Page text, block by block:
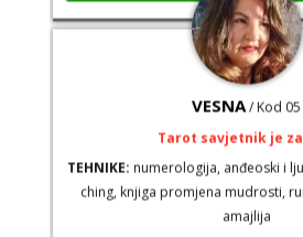
VESNA / Kod 05
Tarot savjetnik je
TEHNIKE:
numerologija, anđeoski i
ching, knjiga promjena mudrosti,
amajlija